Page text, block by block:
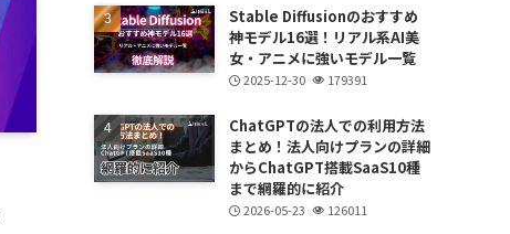
Stable Diffusionのおすすめ
神モデル16選！リアル系AI美
女・アニメに強いモデル一覧
2025-12-30 179391
ChatGPTの法人での利用方法
まとめ！法人向けプランの詳細
からChatGPT搭載SaaS10種
まで網羅的に紹介
2026-05-23 126011